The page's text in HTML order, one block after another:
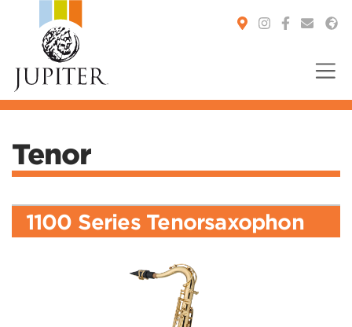
Tenor
1100 Series Tenorsaxophon